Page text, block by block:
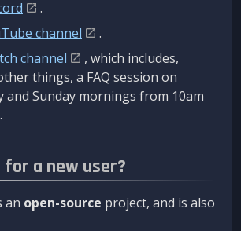
.
channel
.
channel
, which includes,
things, a FAQ session on
and Sunday mornings from 10am
for a new user?
an open-source project, and is also